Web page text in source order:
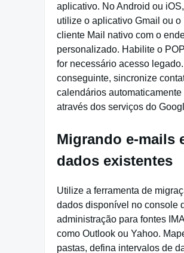
aplicativo. No Android ou iOS,
utilize o aplicativo Gmail ou o
cliente Mail nativo com o
personalizado. Habilite o
for necessário acesso
conseguinte, sincronize
calendários automaticamente
através dos serviços do
Migrando e-mails
dados existentes
Utilize a ferramenta de
dados disponível no console
administração para fontes
como Outlook ou Yahoo.
pastas, defina intervalos de